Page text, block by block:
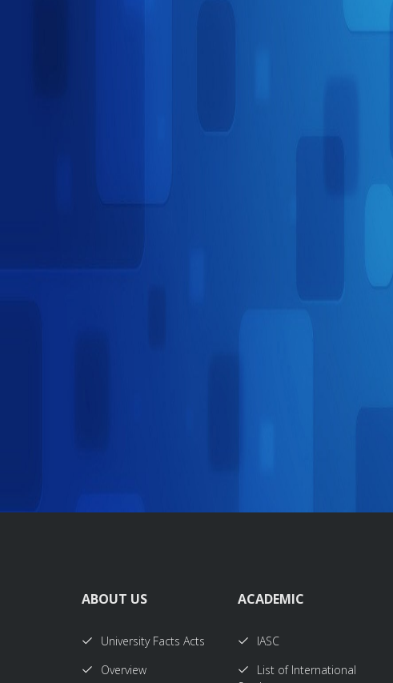
ABOUT US
University Facts Acts
Overview
ACADEMIC
IASC
List of International